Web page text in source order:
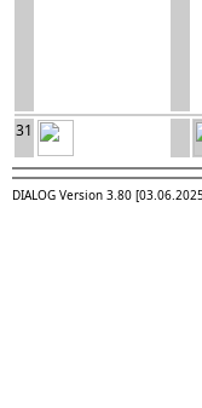
31
DIALOG Version 3.80